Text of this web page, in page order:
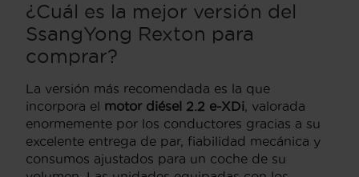
¿Cuál es la mejor versión del
SsangYong Rexton para
comprar?
La versión más recomendada es la que
incorpora el motor diésel 2.2 e-XDi, valorada
enormemente por los conductores gracias a su
excelente entrega de par, fiabilidad mecánica y
consumos ajustados para un coche de su